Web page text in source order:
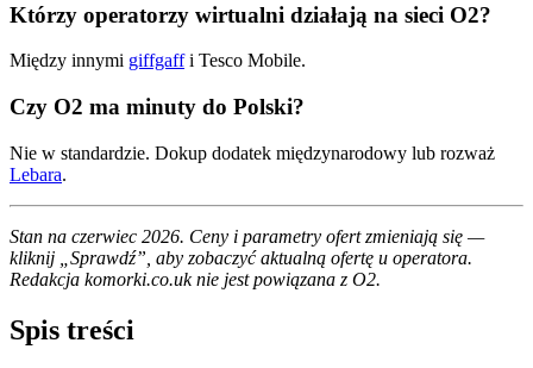
Którzy operatorzy wirtualni działają na sieci O2?
Między innymi giffgaffi Tesco Mobile.
Czy O2 ma minuty do Polski?
Nie w standardzie. Dokup dodatek międzynarodowy lub rozważ
Lebara.
Stan na czerwiec 2026. Ceny i parametry ofert zmieniają się —
kliknij „Sprawdź”, aby zobaczyć aktualną ofertę u operatora.
Redakcja komorki.co.uk nie jest powiązana z O2.
Spis treści